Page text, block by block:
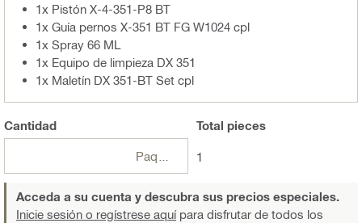
1x Pistón X-4-351-P8 BT
1x Guía pernos X-351 BT FG W1024 cpl
1x Spray 66 ML
1x Equipo de limpieza DX 351
1x Maletín DX 351-BT Set cpl
Cantidad Total pieces
1
Acceda a su cuenta y descubra sus precios especiales.
Inicie sesión o regístrese aquípara disfrutar de todos los